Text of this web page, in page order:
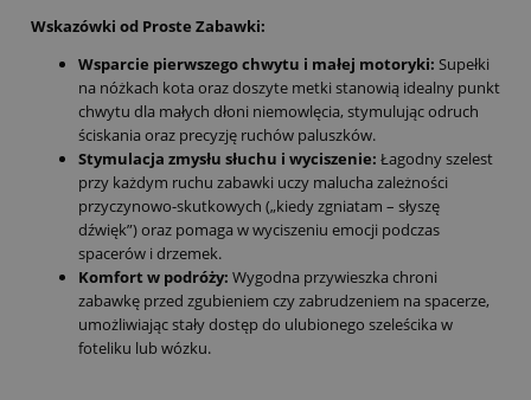
Wskazówki od Proste Zabawki:
Wsparcie pierwszego chwytu i małej motoryki: Supełki
na nóżkach kota oraz doszyte metki stanowią idealny punkt
chwytu dla małych dłoni niemowlęcia, stymulując odruch
ściskania oraz precyzję ruchów paluszków.
Stymulacja zmysłu słuchu i wyciszenie: Łagodny szelest
przy każdym ruchu zabawki uczy malucha zależności
przyczynowo-skutkowych („kiedy zgniatam – słyszę
dźwięk”) oraz pomaga w wyciszeniu emocji podczas
spacerów i drzemek.
Komfort w podróży: Wygodna przywieszka chroni
zabawkę przed zgubieniem czy zabrudzeniem na spacerze,
umożliwiając stały dostęp do ulubionego szeleścika w
foteliku lub wózku.